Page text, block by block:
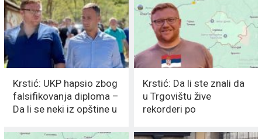
Krstić: UKP hapsio zbog
falsifikovanja diploma –
Da li se neki iz opštine u
Krstić: Da li ste znali da
u Trgovištu žive
rekorderi po
preko 100 godina?